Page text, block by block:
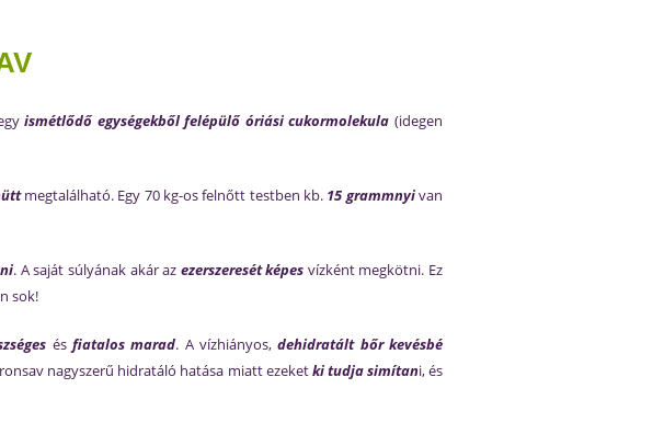
ismétlődő egységekből felépülő óriási cukormolekula (idegen
megtalálható. Egy 70 kg-os felnőtt testben kb. 15 grammnyivan
. A saját súlyának akár az ezerszeresét képes vízként megkötni. Ez
sok!
ésfiatalos marad. A vízhiányos,dehidratált bőr kevésbé
nagyszerű hidratáló hatása miatt ezeketki tudja simítani, és